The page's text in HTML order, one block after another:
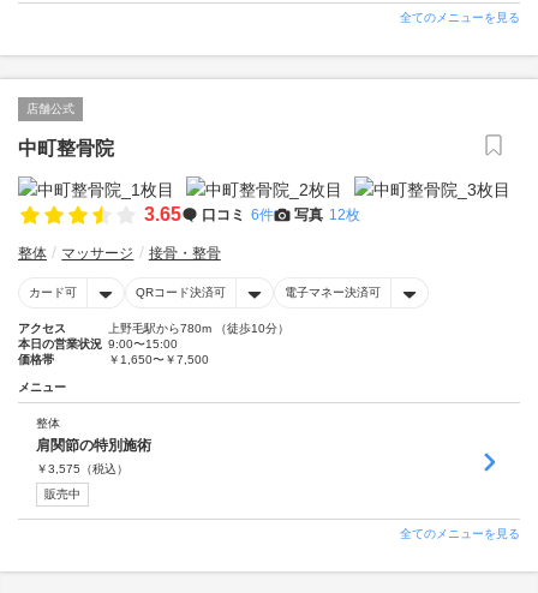
全てのメニューを見る
店舗公式
中町整骨院
3.65 口コミ 6件 写真 12枚
整体 マッサージ 接骨・整骨
カード可 QRコード決済可 電子マネー決済可
アクセス
上野毛駅から780m （徒歩10分）
本日の営業状況 9:00〜15:00
価格帯
￥1,650〜￥7,500
メニュー
整体
肩関節の特別施術
￥3,575 （税込）
販売中
全てのメニューを見る